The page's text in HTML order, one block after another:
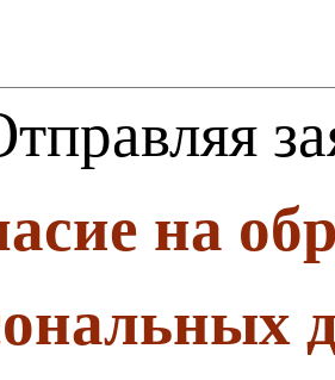
на